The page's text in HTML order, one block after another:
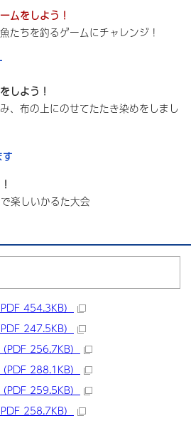
ムをしよう！
ちを釣るゲームにチャレンジ！
しよう！
布の上にのせてたたき染めをしまし
楽しいかるた大会
454.3KB）
247.5KB）
256.7KB）
288.1KB）
259.5KB）
258.7KB）